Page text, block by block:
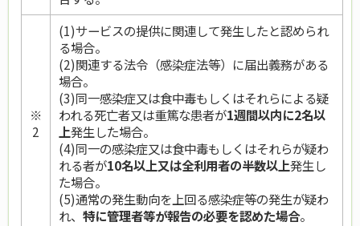
※
2
(1)サービスの提供に関連して発生したと認められ
る場合。
(2)関連する法令（感染症法等）に届出義務がある
場合。
(3)同一感染症又は食中毒もしくはそれらによる疑
われる死亡者又は重篤な患者が1週間以内に2名以
上発生した場合。
(4)同一の感染症又は食中毒もしくはそれらが疑わ
れる者が10名以上又は全利用者の半数以上発生し
た場合。
(5)通常の発生動向を上回る感染症等の発生が疑わ
れ、 特に管理者等が報告の必要を認めた場合。